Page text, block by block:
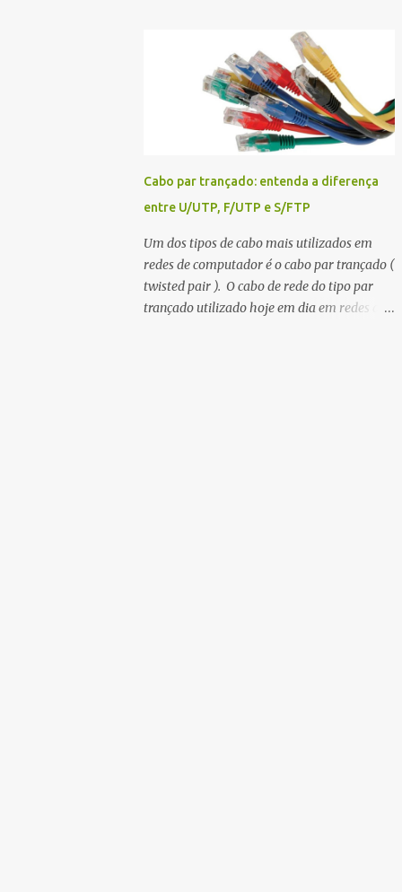
redes, principalmente que atue com
cabeamento precisa ficar atento aos
padrões de pinagem. Na dúvida ande com...
no caso do cabo straight-through a ordem
dos fios é igual nas duas pontas, mas no caso
do crossover , dois dos fios são cruzados. Em
um cabo crossover , os fios 1 e 3 e os fios 2 e 6
são invertidos, ou seja, o fio na posição 1 em
uma ponta do cabo está na posição 3 na
outra ponta, bem como o fio na posição 2 de
um lado está na posição 6 do outro. O uso de
um cabo ou de outro basicamente depende
de qual tipo de dispositivo está sendo
conectado – isso porque de acordo com o
dispositivo - a porta Ethernet vai vai ser
classificada como MDI ( medium-dependent
Cabo par trançado: entenda a diferença
entre U/UTP, F/UTP e S/FTP
Um dos tipos de cabo mais utilizados em
redes de computador é o cabo par trançado (
twisted pair ). O cabo de rede do tipo par
trançado utilizado hoje em dia em redes de